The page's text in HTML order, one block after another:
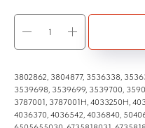
3802862, 3804877, 3536338,
3539698, 3539699, 3539700,
3787001, 3787001H, 4033250H,
4036370, 4036542, 4036840,